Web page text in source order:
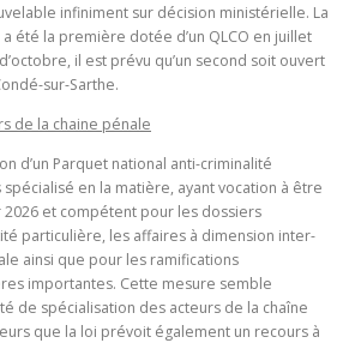
infiniment sur décision ministérielle. La
été la première dotée d’un QLCO en juillet
il est prévu qu’un second soit ouvert
sur-Sarthe.
de la chaine pénale
d’un Parquet national anti-criminalité
spécialisé en la matière, ayant vocation à être
et compétent pour les dossiers
particulière, les affaires à dimension inter-
ainsi que pour les ramifications
importantes. Cette mesure semble
de spécialisation des acteurs de la chaîne
que la loi prévoit également un recours à